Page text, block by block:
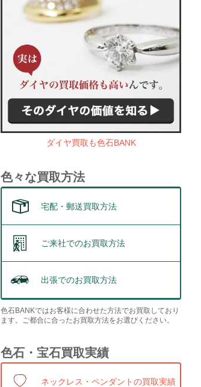
ダイヤ買取も色石BANK
色々な買取方法
宅配・郵送買取方法
ご来社でのお買取方法
出張でのお買取方法
色石BANKではお客様に合わせた方法でお買取しており
ます。ご都合に合ったお買取方法をお選びください。
色石・宝石買取実績
ネックレス・ペンダントの買取実績